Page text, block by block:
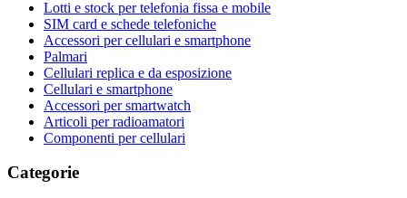
Lotti e stock per telefonia fissa e mobile
SIM card e schede telefoniche
Accessori per cellulari e smartphone
Palmari
Cellulari replica e da esposizione
Cellulari e smartphone
Accessori per smartwatch
Articoli per radioamatori
Componenti per cellulari
Categorie